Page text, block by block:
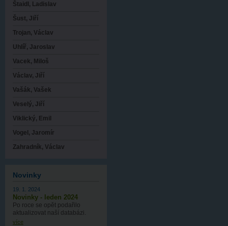
Štaidl, Ladislav
Šust, Jiří
Trojan, Václav
Uhlíř, Jaroslav
Vacek, Miloš
Václav, Jiří
Vašák, Vašek
Veselý, Jiří
Viklický, Emil
Vogel, Jaromír
Zahradník, Václav
Novinky
19. 1. 2024
Novinky - leden 2024
Po roce se opět podařilo
aktualizovat naší databázi.
více